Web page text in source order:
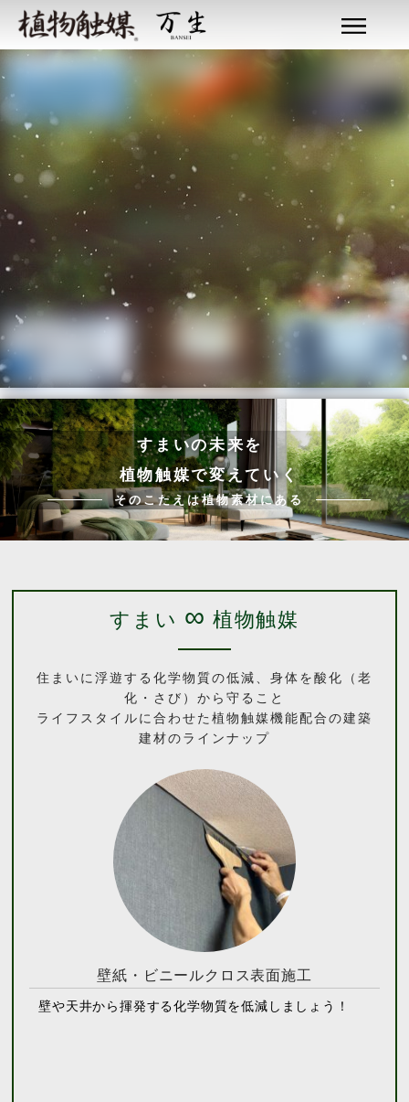
​&EARTH,withPLANTS
植物とともに生きる、そして生かされる
健康住宅から
エイジングケアハウス ® へ
玄関扉の先には、身体に酸化ダメージがない身体を守るための空間
すまいの未来を
植物触媒で変えていく
そのこたえは植物素材にある
すまい ∞ 植物触媒
住まいに浮遊する化学物質の低減、身体を酸化（老
化・さび）から守ること
ライフスタイルに合わせた植物触媒機能配合の建築
建材のラインナップ
壁紙・ビニールクロス表面施工
壁や天井から揮発する化学物質を低減しましょう！